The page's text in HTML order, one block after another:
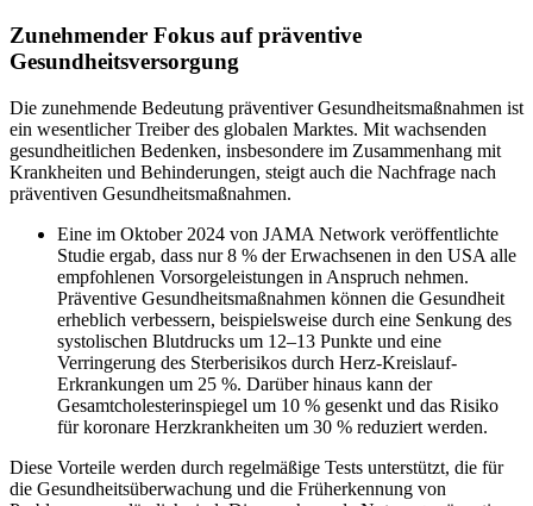
Zunehmender Fokus auf präventive
Gesundheitsversorgung
Die zunehmende Bedeutung präventiver Gesundheitsmaßnahmen ist
ein wesentlicher Treiber des globalen Marktes. Mit wachsenden
gesundheitlichen Bedenken, insbesondere im Zusammenhang mit
Krankheiten und Behinderungen, steigt auch die Nachfrage nach
präventiven Gesundheitsmaßnahmen.
Eine im Oktober 2024 von JAMA Network veröffentlichte
Studie ergab, dass nur 8 % der Erwachsenen in den USA alle
empfohlenen Vorsorgeleistungen in Anspruch nehmen.
Präventive Gesundheitsmaßnahmen können die Gesundheit
erheblich verbessern, beispielsweise durch eine Senkung des
systolischen Blutdrucks um 12–13 Punkte und eine
Verringerung des Sterberisikos durch Herz-Kreislauf-
Erkrankungen um 25 %. Darüber hinaus kann der
Gesamtcholesterinspiegel um 10 % gesenkt und das Risiko
für koronare Herzkrankheiten um 30 % reduziert werden.
Diese Vorteile werden durch regelmäßige Tests unterstützt, die für
die Gesundheitsüberwachung und die Früherkennung von